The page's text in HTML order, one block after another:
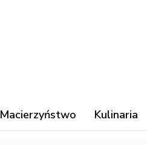
Macierzyństwo Kulinaria